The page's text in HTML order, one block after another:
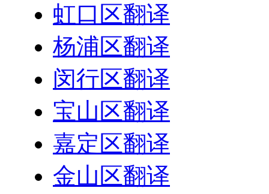
虹口区翻译
杨浦区翻译
闵行区翻译
宝山区翻译
嘉定区翻译
金山区翻译